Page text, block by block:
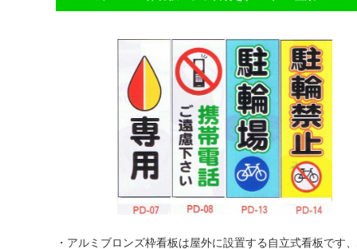
・アルミブロンズ枠看板は屋外に設置する自立式看